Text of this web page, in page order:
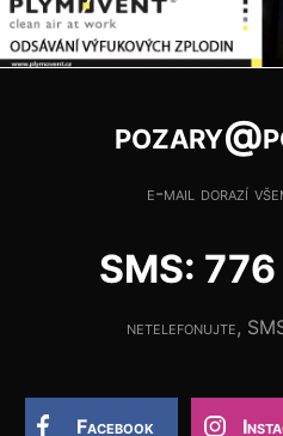
e-mail dorazí
SMS:
netelefonujte,
Facebook